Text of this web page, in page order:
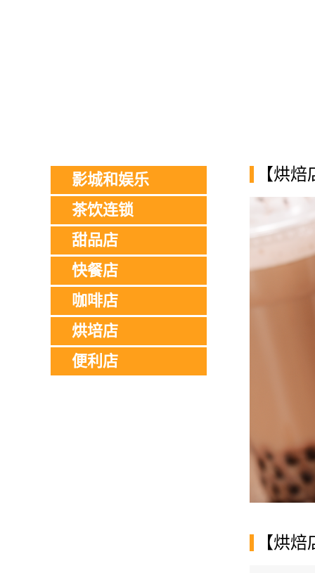
影城和娱乐
茶饮连锁
甜品店
快餐店
咖啡店
烘培店
便利店
【烘
【烘